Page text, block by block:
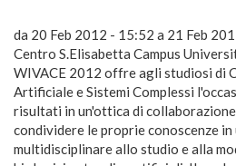
da 20 Feb 2012 - 15:52 a 21 Feb
Centro S.Elisabetta Campus
WIVACE 2012 offre agli studiosi di
Artificiale e Sistemi Complessi
risultati in un'ottica di
condividere le proprie conoscenze in
multidisciplinare allo studio e alla